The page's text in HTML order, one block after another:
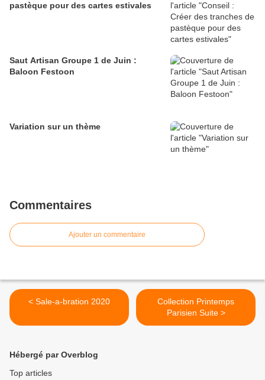
pastèque pour des cartes estivales
Saut Artisan Groupe 1 de Juin :
Baloon Festoon
Variation sur un thème
Commentaires
Ajouter un commentaire
< Sale-a-bration 2020
Collection Printemps
Parisien Suite >
Hébergé par Overblog
Top articles